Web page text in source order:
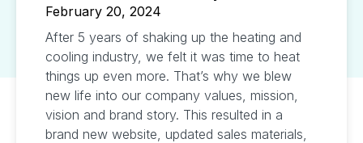
February 20, 2024
After 5 years of shaking up the heating and
cooling industry, we felt it was time to heat
things up even more. That’s why we blew
new life into our company values, mission,
vision and brand story. This resulted in a
brand new website, updated sales materials,